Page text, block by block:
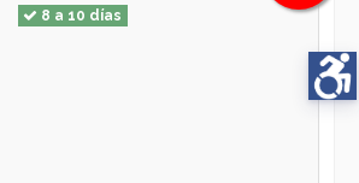
8 a 10 días